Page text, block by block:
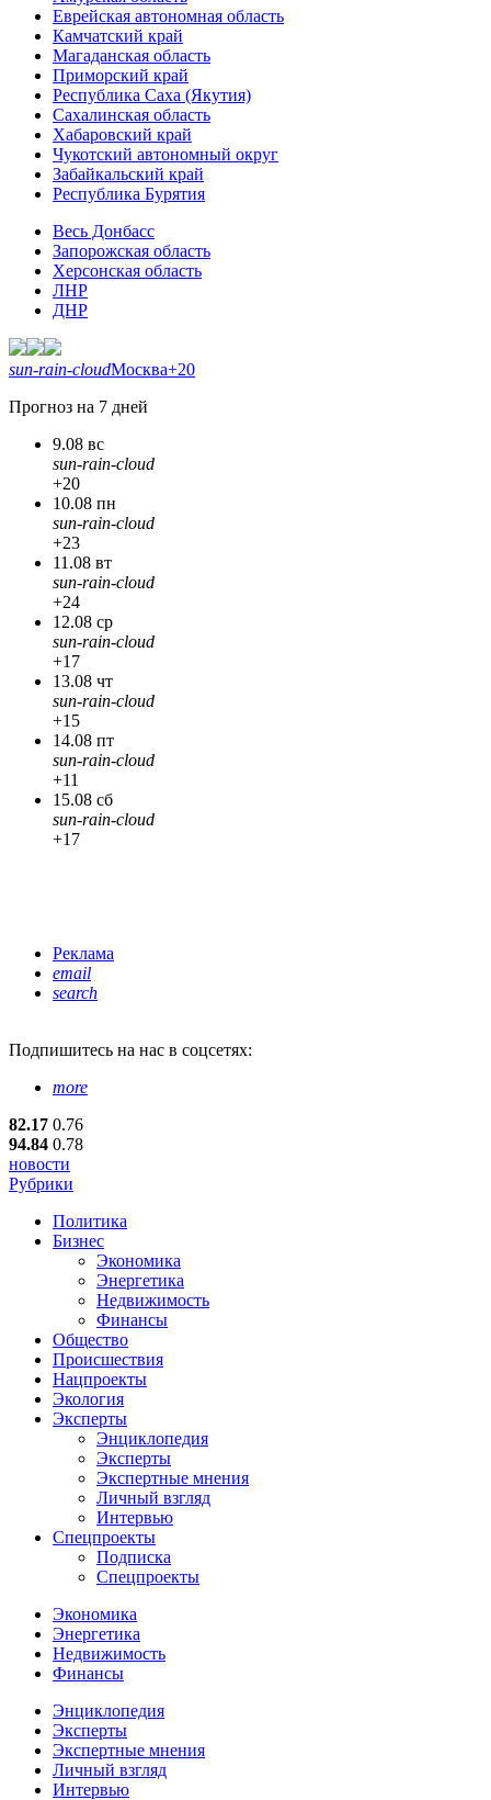
Еврейская автономная область
Камчатский край
Магаданская область
Приморский край
Республика Саха (Якутия)
Сахалинская область
Хабаровский край
Чукотский автономный округ
Забайкальский край
Республика Бурятия
Весь Донбасс
Запорожская область
Херсонская область
ЛНР
ДНР
sun-rain-cloudМосква+20
Прогноз на 7 дней
9.08 вс
sun-rain-cloud
+20
10.08 пн
sun-rain-cloud
+23
11.08 вт
sun-rain-cloud
+24
12.08 ср
sun-rain-cloud
+17
13.08 чт
sun-rain-cloud
+15
14.08 пт
sun-rain-cloud
+11
15.08 сб
sun-rain-cloud
+17
Реклама
email
search
Подпишитесь на нас в соцсетях:
more
82.17 0.76
94.84 0.78
новости
Рубрики
Политика
Бизнес
Экономика
Энергетика
Недвижимость
Финансы
Общество
Происшествия
Нацпроекты
Экология
Эксперты
Энциклопедия
Эксперты
Экспертные мнения
Личный взгляд
Интервью
Спецпроекты
Подписка
Спецпроекты
Экономика
Энергетика
Недвижимость
Финансы
Энциклопедия
Эксперты
Экспертные мнения
Личный взгляд
Интервью